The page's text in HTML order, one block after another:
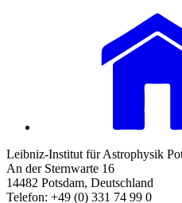
Leibniz-Institut für Astrophysik
An der Sternwarte 16
14482 Potsdam, Deutschland
Telefon: +49 (0) 331 74 99 0